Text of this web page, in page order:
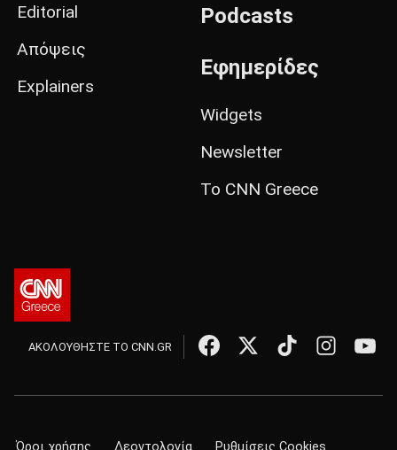
Editorial
Απόψεις
Explainers
Podcasts
Εφημερίδες
Widgets
Newsletter
Το CNN Greece
ΑΚΟΛΟΥΘΗΣΤΕ ΤΟ CNN.GR
Όροι χρήσης Δεοντολογία Ρυθμίσεις Cookies